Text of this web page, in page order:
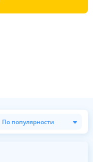
По популярности